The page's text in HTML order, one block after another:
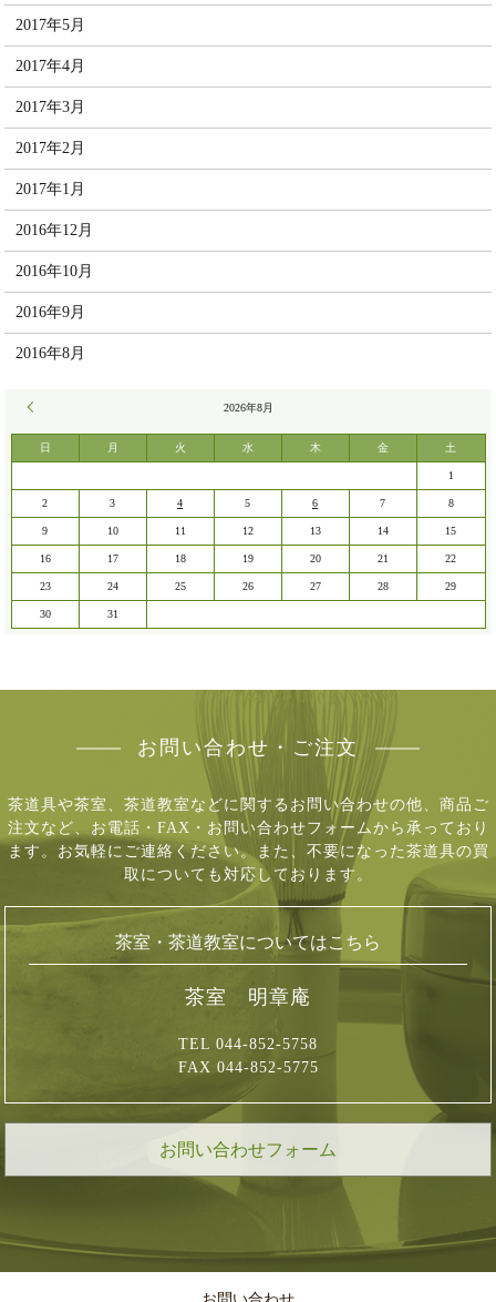
2017年5月
2017年4月
2017年3月
2017年2月
2017年1月
2016年12月
2016年10月
2016年9月
2016年8月
2026年8月
日 月 火 水 木 金 土
1
2 3 4 5 6 7 8
9 10 11 12 13 14 15
16 17 18 19 20 21 22
23 24 25 26 27 28 29
30 31
お問い合わせ・ご注文
茶道具や茶室、茶道教室などに関するお問い合わせの他、商品ご
注文など、 お電話・FAX・お問い合わせフォームから承っており
ます。お気軽にご連絡ください。 また、不要になった茶道具の買
取についても対応しております。
茶室・茶道教室についてはこちら
茶室 明章庵
TEL 044-852-5758
FAX 044-852-5775
お問い合わせフォーム